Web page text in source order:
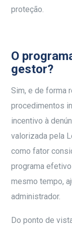
proteção.
O
gestor?
Sim, e de forma
procedimentos
incentivo à
valorizada pela
como fator
programa
mesmo tempo,
administrador.
Do ponto de